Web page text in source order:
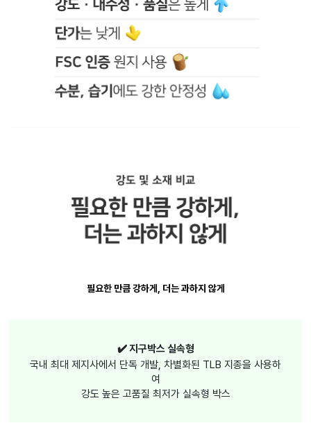
필요한 만큼 강하게, 더는 과하지 않게
✔️ 지구박스 실속형
국내 최대 제지사에서 단독 개발, 차별화된 TLB 지종을 사용하
여
강도 높은 고품질 최저가 실속형 박스